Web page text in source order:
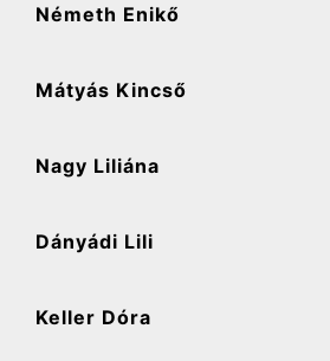
Németh Enikő
Mátyás Kincső
Nagy Liliána
Dányádi Lili
Keller Dóra